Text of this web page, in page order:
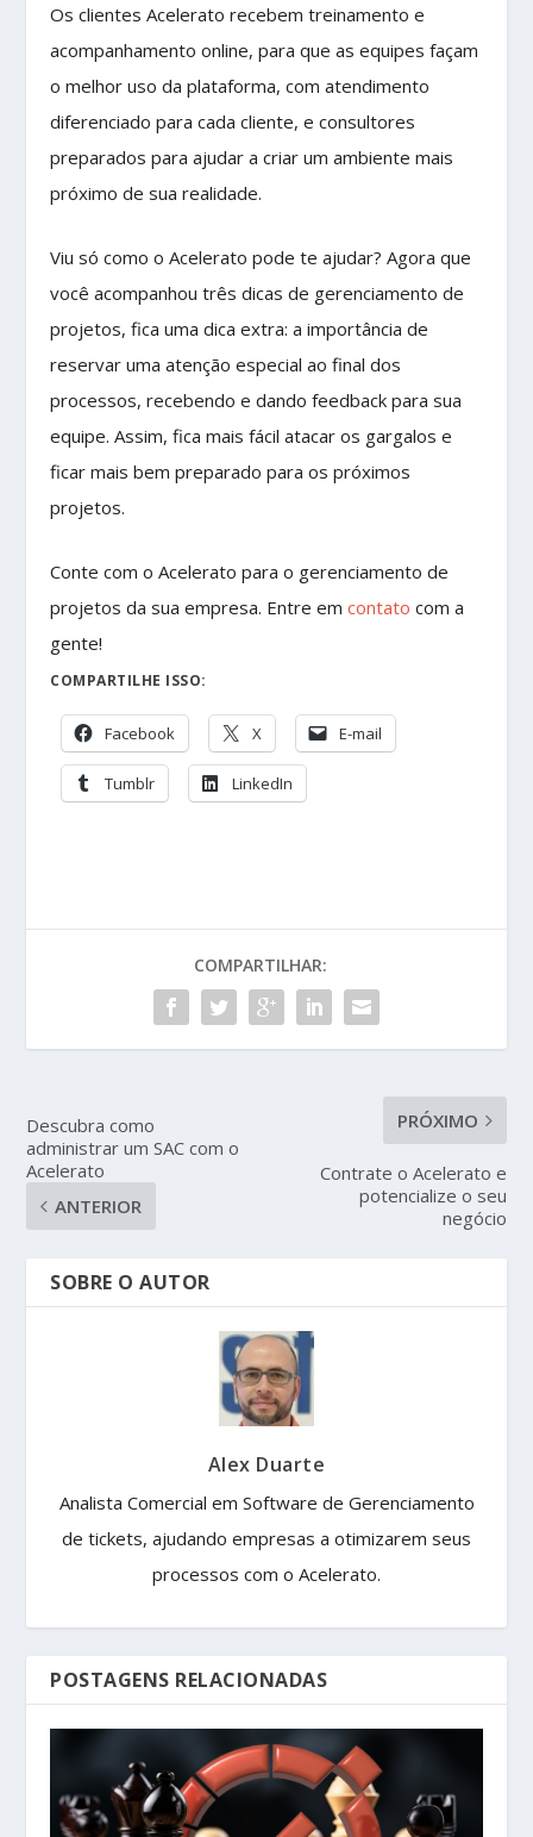
Os clientes Acelerato recebem treinamento e
acompanhamento online, para que as equipes façam
o melhor uso da plataforma, com atendimento
diferenciado para cada cliente, e consultores
preparados para ajudar a criar um ambiente mais
próximo de sua realidade.
Viu só como o Acelerato pode te ajudar? Agora que
você acompanhou três dicas de gerenciamento de
projetos, fica uma dica extra: a importância de
reservar uma atenção especial ao final dos
processos, recebendo e dando feedback para sua
equipe. Assim, fica mais fácil atacar os gargalos e
ficar mais bem preparado para os próximos
projetos.
Conte com o Acelerato para o gerenciamento de
projetos da sua empresa. Entre emcontato com a
gente!
COMPARTILHE ISSO:
Facebook X E-mail
Tumblr LinkedIn
COMPARTILHAR:
Descubra como
administrar um SAC com o
Acelerato
ANTERIOR
PRÓXIMO
Contrate o Acelerato e
potencialize o seu
negócio
SOBRE O AUTOR
Alex Duarte
Analista Comercial em Software de Gerenciamento
de tickets, ajudando empresas a otimizarem seus
processos com o Acelerato.
POSTAGENS RELACIONADAS